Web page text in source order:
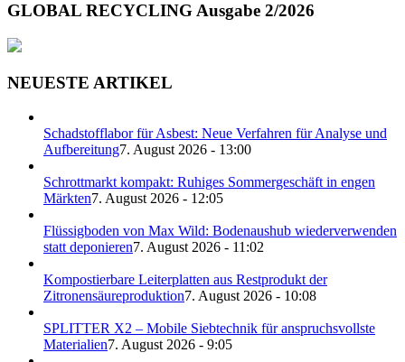
GLOBAL RECYCLING Ausgabe 2/2026
NEUESTE ARTIKEL
Schadstofflabor für Asbest: Neue Verfahren für Analyse und
Aufbereitung7. August 2026 - 13:00
Schrottmarkt kompakt: Ruhiges Sommergeschäft in engen
Märkten7. August 2026 - 12:05
Flüssigboden von Max Wild: Bodenaushub wiederverwenden
statt deponieren7. August 2026 - 11:02
Kompostierbare Leiterplatten aus Restprodukt der
Zitronensäureproduktion7. August 2026 - 10:08
SPLITTER X2 – Mobile Siebtechnik für anspruchsvollste
Materialien7. August 2026 - 9:05